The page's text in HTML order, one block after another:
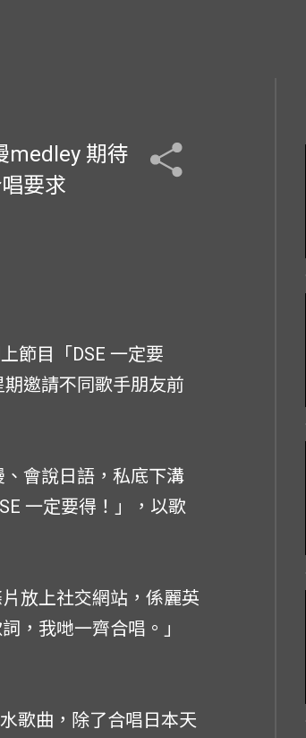
medley 期待
要求
節目「DSE 一定要
邀請不同歌手朋友前
會說日語，私底下溝
一定要得！」，以歌
放上社交網站，係麗英
，我哋一齊合唱。」
歌曲，除了合唱日本天